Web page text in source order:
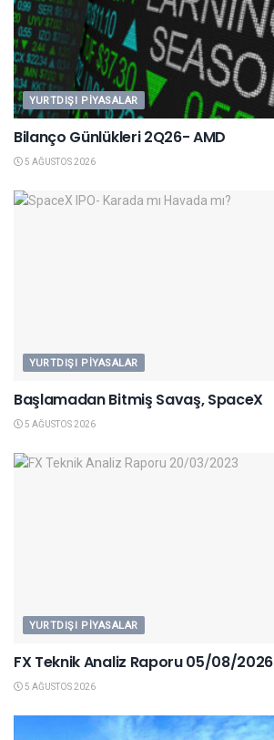
YURTDIŞI PIYASALAR
Bilanço Günlükleri 2Q26- AMD
5 AĞUSTOS 2026
YURTDIŞI PIYASALAR
Başlamadan Bitmiş Savaş, SpaceX
5 AĞUSTOS 2026
YURTDIŞI PIYASALAR
FX Teknik Analiz Raporu 05/08/2026
5 AĞUSTOS 2026